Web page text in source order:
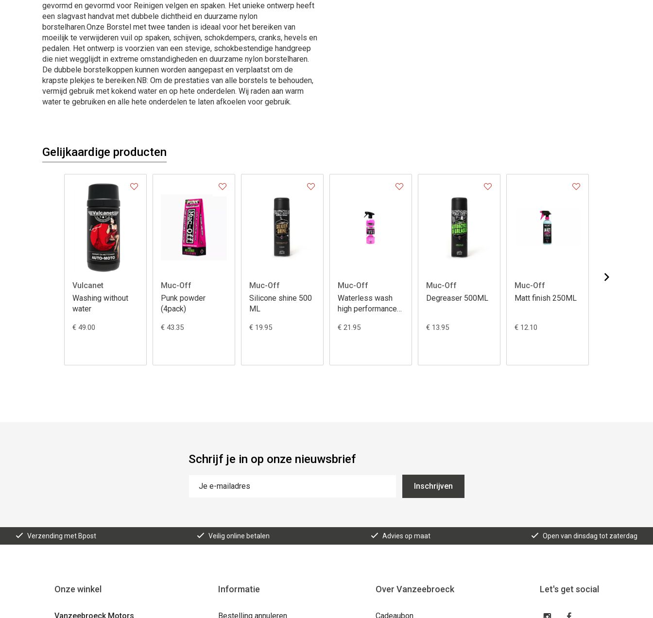
gevormd en gevormd voor Reinigen velgen en spaken. Het unieke ontwerp heeft
een slagvast handvat met dubbele dichtheid en duurzame nylon
borstelharen.Onze Borstel met twee tanden is ideaal voor het bereiken van
moeilijk te verwijderen vuil op spaken, schijven, schokdempers, cranks, hevels en
pedalen. Het ontwerp is voorzien van een stevige, schokbestendige handgreep
die niet wegglijdt in extreme omstandigheden en duurzame nylon borstelharen.
De dubbele borstelkoppen kunnen worden aangepast en verplaatst om de
krapste plekjes te bereiken.NB: Om de prestaties van alle borstels te behouden,
vermijd gebruik met kokend water en op hete onderdelen. Wij raden aan warm
water te gebruiken en alle hete onderdelen te laten afkoelen voor gebruik.
Gelijkaardige producten
Vulcanet
Washing without
water
€ 49.00
Muc-Off
Punk powder
(4pack)
€ 43.35
Muc-Off
Silicone shine 500
ML
€ 19.95
Muc-Off
Waterless wash
high performance
€ 21.95
Muc-Off
Degreaser 500ML
€ 13.95
Muc-Off
Matt finish 250ML
€ 12.10
Schrijf je in op onze nieuwsbrief
Inschrijven
Verzending met Bpost Veilig online betalen Advies op maat Open van dinsdag tot zaterdag
Onze winkel
Vanzeebroeck Motors
Informatie
Bestelling annuleren
Over Vanzeebroeck
Cadeaubon
Let's get social